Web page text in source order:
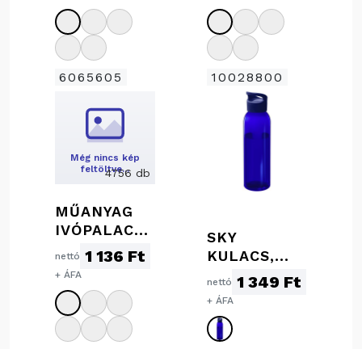
6065605
Még nincs kép
feltöltve…
4756 db
MŰANYAG
IVÓPALACK,
550 ML
nettó 1 136 Ft
+ ÁFA
10028800
SKY
KULACS,
KÉK
nettó 1 349 Ft
+ ÁFA